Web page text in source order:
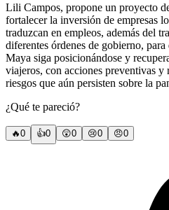
Lili Campos, propone un proyecto
fortalecer la inversión de empresas
traduzcan en empleos, además del
diferentes órdenes de gobierno,
Maya siga posicionándose y
viajeros, con acciones preventivas y
riesgos que aún persisten sobre la
¿Qué te pareció?
🔥0 👍0 😲0 😢0 😠0